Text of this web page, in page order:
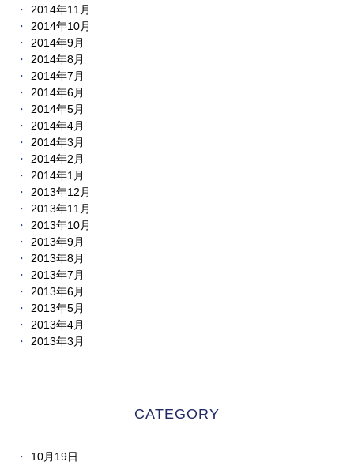
2014年11月
2014年10月
2014年9月
2014年8月
2014年7月
2014年6月
2014年5月
2014年4月
2014年3月
2014年2月
2014年1月
2013年12月
2013年11月
2013年10月
2013年9月
2013年8月
2013年7月
2013年6月
2013年5月
2013年4月
2013年3月
CATEGORY
10月19日